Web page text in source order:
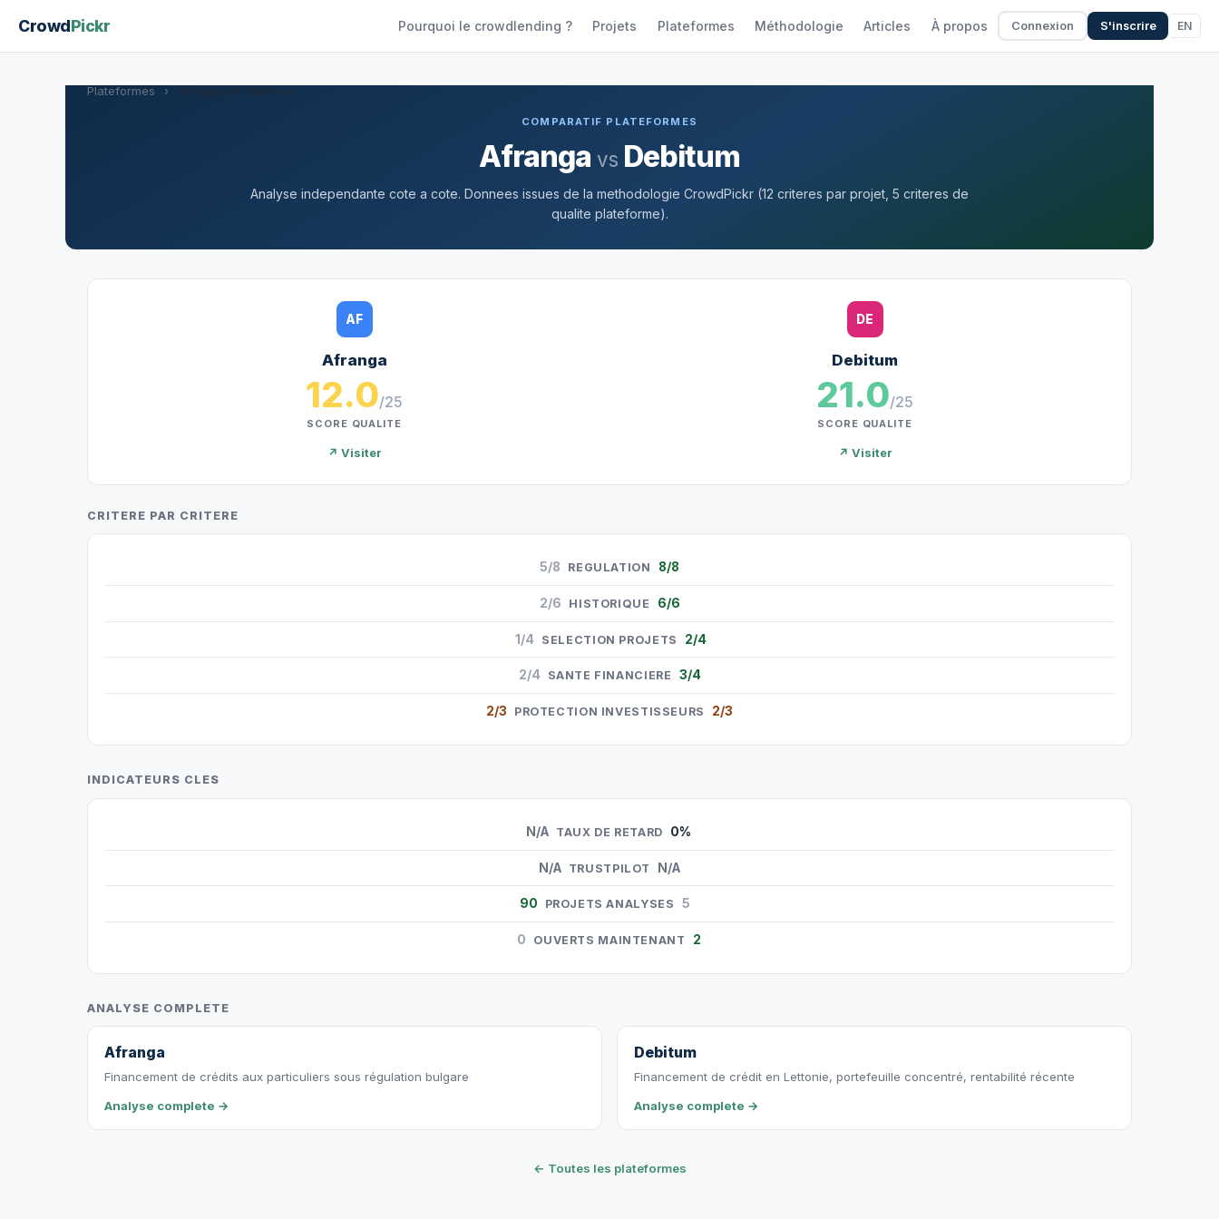
CrowdPickr Pourquoi le crowdlending ? Projets Plateformes Méthodologie Articles À propos Connexion S'inscrire EN
Plateformes › Afranga vs Debitum
COMPARATIF PLATEFORMES
Afrangavs Debitum
Analyse independante cote a cote. Donnees issues de la methodologie CrowdPickr (12 criteres par projet, 5 criteres de
qualite plateforme).
AF
Afranga
12.0/25
SCORE QUALITE
↗ Visiter
DE
Debitum
21.0/25
SCORE QUALITE
↗ Visiter
CRITERE PAR CRITERE
5/8 REGULATION 8/8
2/6 HISTORIQUE 6/6
1/4 SELECTION PROJETS 2/4
2/4 SANTE FINANCIERE 3/4
2/3 PROTECTION INVESTISSEURS 2/3
INDICATEURS CLES
N/A TAUX DE RETARD 0%
N/A TRUSTPILOT N/A
90 PROJETS ANALYSES 5
0 OUVERTS MAINTENANT 2
ANALYSE COMPLETE
Afranga
Financement de crédits aux particuliers sous régulation bulgare
Analyse complete →
Debitum
Financement de crédit en Lettonie, portefeuille concentré, rentabilité récente
Analyse complete →
← Toutes les plateformes